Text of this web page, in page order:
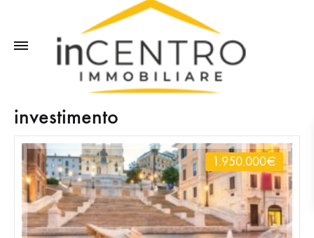
investimento
1.950.000€